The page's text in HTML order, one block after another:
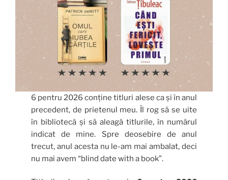
6 pentru 2026 conține titluri alese ca și în anul
precedent, de prietenul meu. Îl rog să se uite
în bibliotecă și să aleagă titlurile, în numărul
indicat de mine. Spre deosebire de anul
trecut, anul acesta nu le-am mai ambalat, deci
nu mai avem “blind date with a book”.